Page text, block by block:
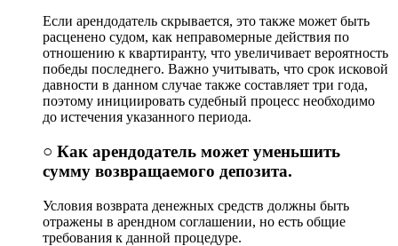
Если арендодатель скрывается, это также может быть
расценено судом, как неправомерные действия по
отношению к квартиранту, что увеличивает вероятность
победы последнего. Важно учитывать, что срок исковой
давности в данном случае также составляет три года,
поэтому инициировать судебный процесс необходимо
до истечения указанного периода.
○ Как арендодатель может уменьшить
сумму возвращаемого депозита.
Условия возврата денежных средств должны быть
отражены в арендном соглашении, но есть общие
требования к данной процедуре.